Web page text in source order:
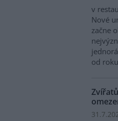
v
Nové
začne
od